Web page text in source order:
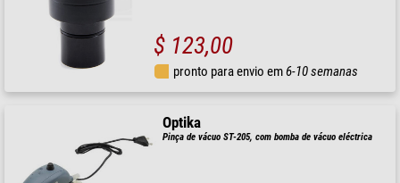
$ 123,00
pronto para envio em6-10 semanas
Optika
Pinça de vácuo ST-205, com bomba de vácuo eléctrica